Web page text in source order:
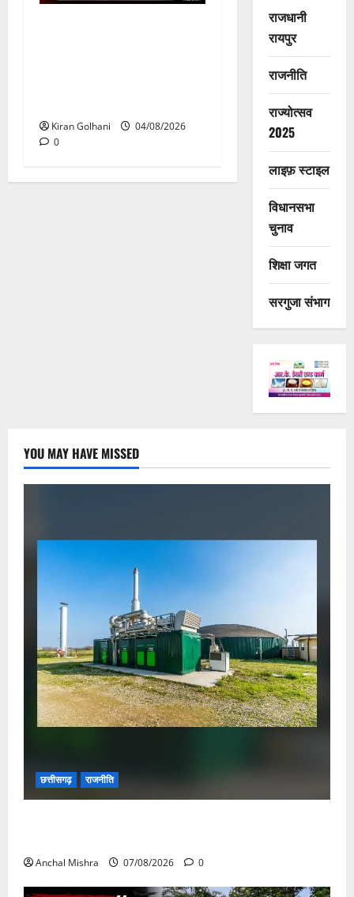
Kiran Golhani
04/08/2026
0
राजधानी
रायपुर
राजनीति
राज्योत्सव
2025
लाइफ़ स्टाइल
विधानसभा
चुनाव
शिक्षा जगत
सरगुजा संभाग
YOU MAY HAVE MISSED
छत्तीसगढ़ राजनीति
Anchal Mishra 07/08/2026 0